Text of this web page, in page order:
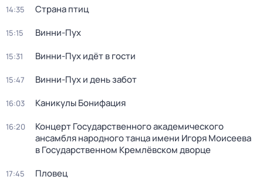
14:35 Страна птиц
15:15 Винни-Пух
15:31 Винни-Пух идёт в гости
15:47 Винни-Пух и день забот
16:03 Каникулы Бонифация
16:20
Концерт Государственного академического
ансамбля народного танца имени Игоря Моисеева
в Государственном Кремлёвском дворце
17:45 Пловец